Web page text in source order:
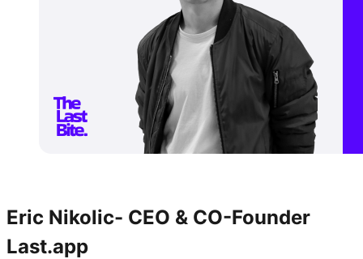
Eric Nikolic- CEO & CO-Founder
Last.app